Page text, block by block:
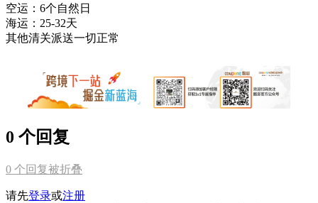
空运：6个自然日
海运：25-32天
其他清关派送一切正常
0 个回复
0 个回复被折叠
请先登录或注册